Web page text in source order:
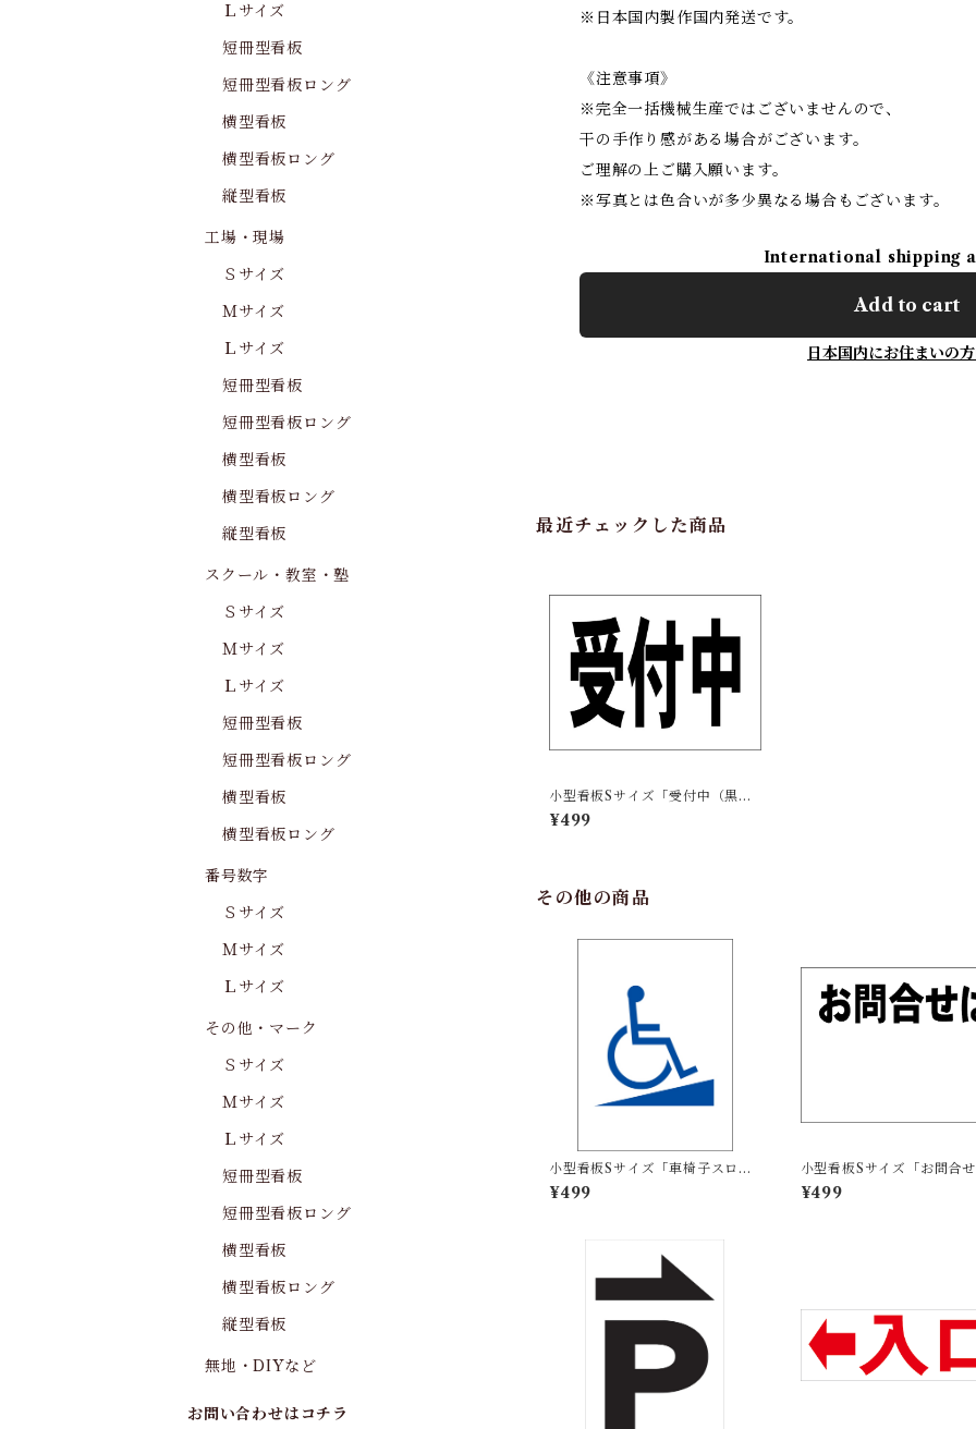
※日本国内製作国内発送です。
《注意事項》
※完全一括機械生産ではございませんので、
干の手作り感がある場合がございます。
ご理解の上ご購入願います。
※写真とは色合いが多少異なる場合もございます。
International shipping
Add to cart
日本国内にお住まいの
最近チェックした商品
小型看板Sサイズ「受付中（黒
字）」 屋外可【その他・マー
ク】
¥499
その他の商品
小型看板Sサイズ「車椅子スロー
プマーク（青）」 屋外可【その
他・マーク】
¥499
小型看板Sサイズ「お問合
白付（黒字）」 屋外可【不
産】
¥499
Ｌサイズ
短冊型看板
短冊型看板ロング
横型看板
横型看板ロング
縦型看板
工場・現場
Ｓサイズ
Ｍサイズ
Ｌサイズ
短冊型看板
短冊型看板ロング
横型看板
横型看板ロング
縦型看板
スクール・教室・塾
Ｓサイズ
Ｍサイズ
Ｌサイズ
短冊型看板
短冊型看板ロング
横型看板
横型看板ロング
番号数字
Ｓサイズ
Ｍサイズ
Ｌサイズ
その他・マーク
Ｓサイズ
Ｍサイズ
Ｌサイズ
短冊型看板
短冊型看板ロング
横型看板
横型看板ロング
縦型看板
無地・DIYなど
お問い合わせはコチラ